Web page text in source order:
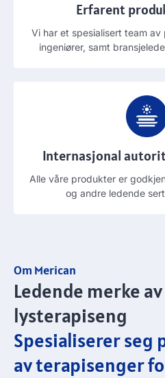
Erfarent
Vi har et spesialisert team
ingeniører, samt
Internasjonal
Alle våre produkter er
og andre ledende
Om Merican
Ledende merke
lysterapiseng
Spesialiserer seg
av terapisenger